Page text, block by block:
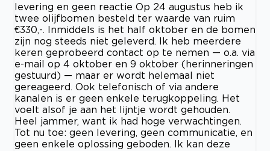
levering en geen reactie Op 24 augustus heb ik
twee olijfbomen besteld ter waarde van ruim
€330,-. Inmiddels is het half oktober en de bomen
zijn nog steeds niet geleverd. Ik heb meerdere
keren geprobeerd contact op te nemen — o.a. via
e-mail op 4 oktober en 9 oktober (herinneringen
gestuurd) — maar er wordt helemaal niet
gereageerd. Ook telefonisch of via andere
kanalen is er geen enkele terugkoppeling. Het
voelt alsof je aan het lijntje wordt gehouden.
Heel jammer, want ik had hoge verwachtingen.
Tot nu toe: geen levering, geen communicatie, en
geen enkele oplossing geboden. Ik kan deze